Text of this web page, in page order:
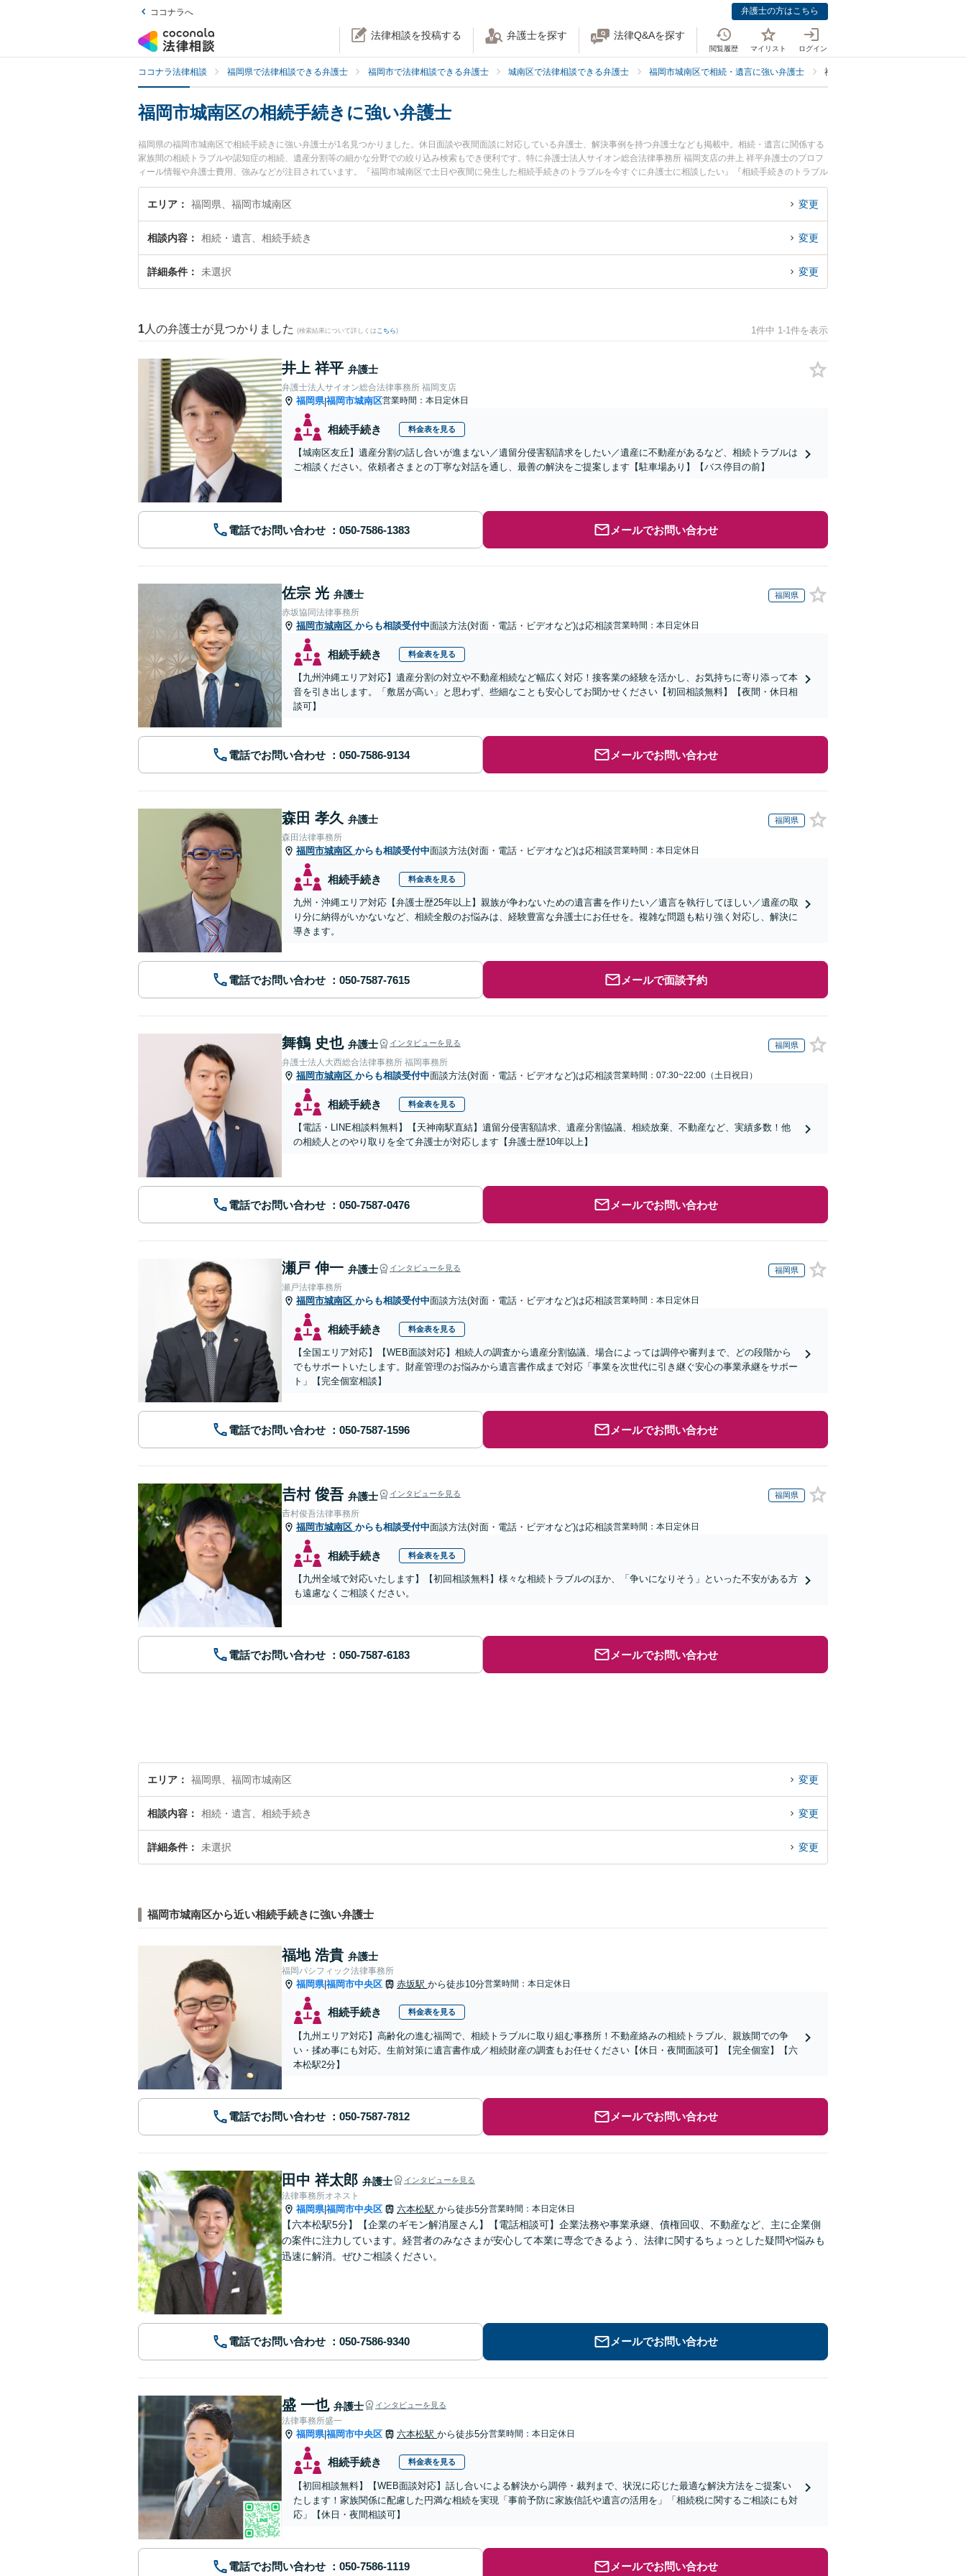
ココナラへ 弁護士の方はこちら
法律相談を投稿する 弁護士を探す 法律Q&Aを探す
閲覧履歴 マイリスト ログイン
ココナラ法律相談 福岡県で法律相談できる弁護士 福岡市で法律相談できる弁護士 城南区で法律相談できる弁護士 福岡市城南区で相続・遺言に強い弁護士 福岡市城南区で相続手続きに強い弁
福岡市城南区の相続手続きに強い弁護士
福岡県の福岡市城南区で相続手続きに強い弁護士が1名見つかりました。休日面談や夜間面談に対応している弁護士、解決事例を持つ弁護士なども掲載中。相続・遺言に関係する
家族間の相続トラブルや認知症の相続、遺産分割等の細かな分野での絞り込み検索もでき便利です。特に弁護士法人サイオン総合法律事務所 福岡支店の井上 祥平弁護士のプロフ
ィール情報や弁護士費用、強みなどが注目されています。『福岡市城南区で土日や夜間に発生した相続手続きのトラブルを今すぐに弁護士に相談したい』『相続手続きのトラブル
解決の実績豊富な近くの弁護士を検索したい』『初回相談無料で相続手続きを法律相談できる福岡市城南区内の弁護士に相談予約したい』などでお困りの相談者さんにおすすめで
す。エリア 福岡県、福岡市城南区 変更
相談内容 相続・遺言、相続手続き 変更
詳細条件 未選択 変更
1 人の弁護士が見つかりました (検索結果について詳しくは こちら) 1件中 1-1件を表示
井上 祥平 弁護士
弁護士法人サイオン総合法律事務所 福岡支店
福岡県|福岡市城南区営業時間：本日定休日
相続手続き 料金表を見る
【城南区友丘】遺産分割の話し合いが進まない／遺留分侵害額請求をしたい／遺産に不動産があるなど、相続トラブルは
ご相談ください。依頼者さまとの丁寧な対話を通し、最善の解決をご提案します【駐車場あり】【バス停目の前】
電話でお問い合わせ メールでお問い合わせ
佐宗 光 弁護士 福岡県
赤坂協同法律事務所
福岡市城南区 からも相談受付中面談方法(対面・電話・ビデオなど)は応相談営業時間：本日定休日
相続手続き 料金表を見る
【九州沖縄エリア対応】遺産分割の対立や不動産相続など幅広く対応！接客業の経験を活かし、お気持ちに寄り添って本
音を引き出します。「敷居が高い」と思わず、些細なことも安心してお聞かせください【初回相談無料】【夜間・休日相
談可】
電話でお問い合わせ メールでお問い合わせ
森田 孝久 弁護士 福岡県
森田法律事務所
福岡市城南区 からも相談受付中面談方法(対面・電話・ビデオなど)は応相談営業時間：本日定休日
相続手続き 料金表を見る
九州・沖縄エリア対応【弁護士歴25年以上】親族が争わないための遺言書を作りたい／遺言を執行してほしい／遺産の取
り分に納得がいかないなど、相続全般のお悩みは、経験豊富な弁護士にお任せを。複雑な問題も粘り強く対応し、解決に
導きます。
電話でお問い合わせ メールで面談予約
舞鶴 史也 弁護士 インタビューを見る 福岡県
弁護士法人大西総合法律事務所 福岡事務所
福岡市城南区 からも相談受付中面談方法(対面・電話・ビデオなど)は応相談営業時間：07:30~22:00（土日祝日）
相続手続き 料金表を見る
【電話・LINE相談料無料】【天神南駅直結】遺留分侵害額請求、遺産分割協議、相続放棄、不動産など、実績多数！他
の相続人とのやり取りを全て弁護士が対応します【弁護士歴10年以上】
電話でお問い合わせ メールでお問い合わせ
瀬戸 伸一 弁護士 インタビューを見る 福岡県
瀬戸法律事務所
福岡市城南区 からも相談受付中面談方法(対面・電話・ビデオなど)は応相談営業時間：本日定休日
相続手続き 料金表を見る
【全国エリア対応】【WEB面談対応】相続人の調査から遺産分割協議、場合によっては調停や審判まで、どの段階から
でもサポートいたします。財産管理のお悩みから遺言書作成まで対応「事業を次世代に引き継ぐ安心の事業承継をサポー
ト」【完全個室相談】
電話でお問い合わせ メールでお問い合わせ
𠮷村 俊吾 弁護士 インタビューを見る 福岡県
𠮷村俊吾法律事務所
福岡市城南区 からも相談受付中面談方法(対面・電話・ビデオなど)は応相談営業時間：本日定休日
相続手続き 料金表を見る
【九州全域で対応いたします】【初回相談無料】様々な相続トラブルのほか、「争いになりそう」といった不安がある方
も遠慮なくご相談ください。
電話でお問い合わせ メールでお問い合わせ
エリア 福岡県、福岡市城南区 変更
相談内容 相続・遺言、相続手続き 変更
詳細条件 未選択 変更
福岡市城南区から近い相続手続きに強い弁護士
福地 浩貴 弁護士
福岡パシフィック法律事務所
福岡県|福岡市中央区 赤坂駅 から徒歩10分営業時間：本日定休日
相続手続き 料金表を見る
【九州エリア対応】高齢化の進む福岡で、相続トラブルに取り組む事務所！不動産絡みの相続トラブル、親族間での争
い・揉め事にも対応。生前対策に遺言書作成／相続財産の調査もお任せください【休日・夜間面談可】【完全個室】【六
本松駅2分】
電話でお問い合わせ メールでお問い合わせ
田中 祥太郎 弁護士 インタビューを見る
法律事務所オネスト
福岡県|福岡市中央区 六本松駅 から徒歩5分営業時間：本日定休日
【六本松駅5分】【企業のギモン解消屋さん】【電話相談可】企業法務や事業承継、債権回収、不動産など、主に企業側
の案件に注力しています。経営者のみなさまが安心して本業に専念できるよう、法律に関するちょっとした疑問や悩みも
迅速に解消。ぜひご相談ください。
電話でお問い合わせ メールでお問い合わせ
盛 一也 弁護士 インタビューを見る
法律事務所盛一
福岡県|福岡市中央区 六本松駅 から徒歩5分営業時間：本日定休日
相続手続き 料金表を見る
【初回相談無料】【WEB面談対応】話し合いによる解決から調停・裁判まで、状況に応じた最適な解決方法をご提案い
たします！家族関係に配慮した円満な相続を実現「事前予防に家族信託や遺言の活用を」「相続税に関するご相談にも対
応」【休日・夜間相談可】
電話でお問い合わせ メールでお問い合わせ